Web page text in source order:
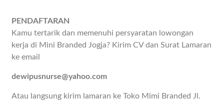
PENDAFTARAN
Kamu tertarik dan memenuhi persyaratan lowongan
kerja di Mini Branded Jogja? Kirim CV dan Surat Lamaran
ke email
dewipusnurse@yahoo.com
Atau langsung kirim lamaran ke Toko Mimi Branded Jl.